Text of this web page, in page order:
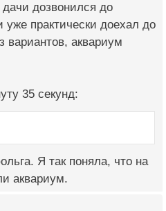
дозвонился до
уже практически доехал до
вариантов, аквариум
35 секунд:
Я так поняла, что на
аквариум.